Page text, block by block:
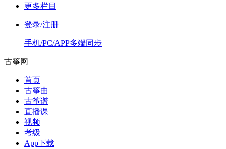
更多栏目
登录/注册
手机/PC/APP多端同步
古筝网
首页
古筝曲
古筝谱
直播课
视频
考级
App下载